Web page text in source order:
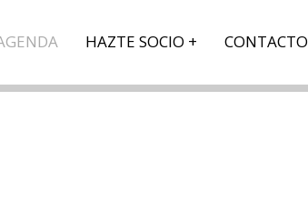
HAZTE SOCIO CONTACTO